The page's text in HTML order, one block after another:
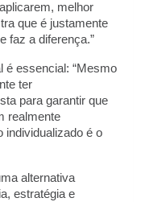
melhor
que é justamente
faz a diferença.”
é essencial: “Mesmo
ter
para garantir que
realmente
individualizado é o
alternativa
estratégia e